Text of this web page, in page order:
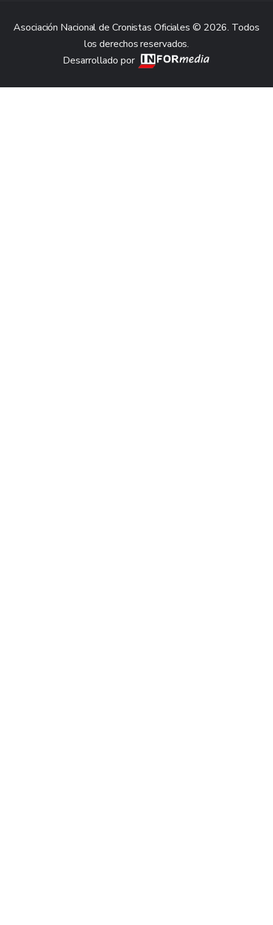
Asociación Nacional de Cronistas Oficiales © 2026. Todos
los derechos reservados.
Desarrollado por